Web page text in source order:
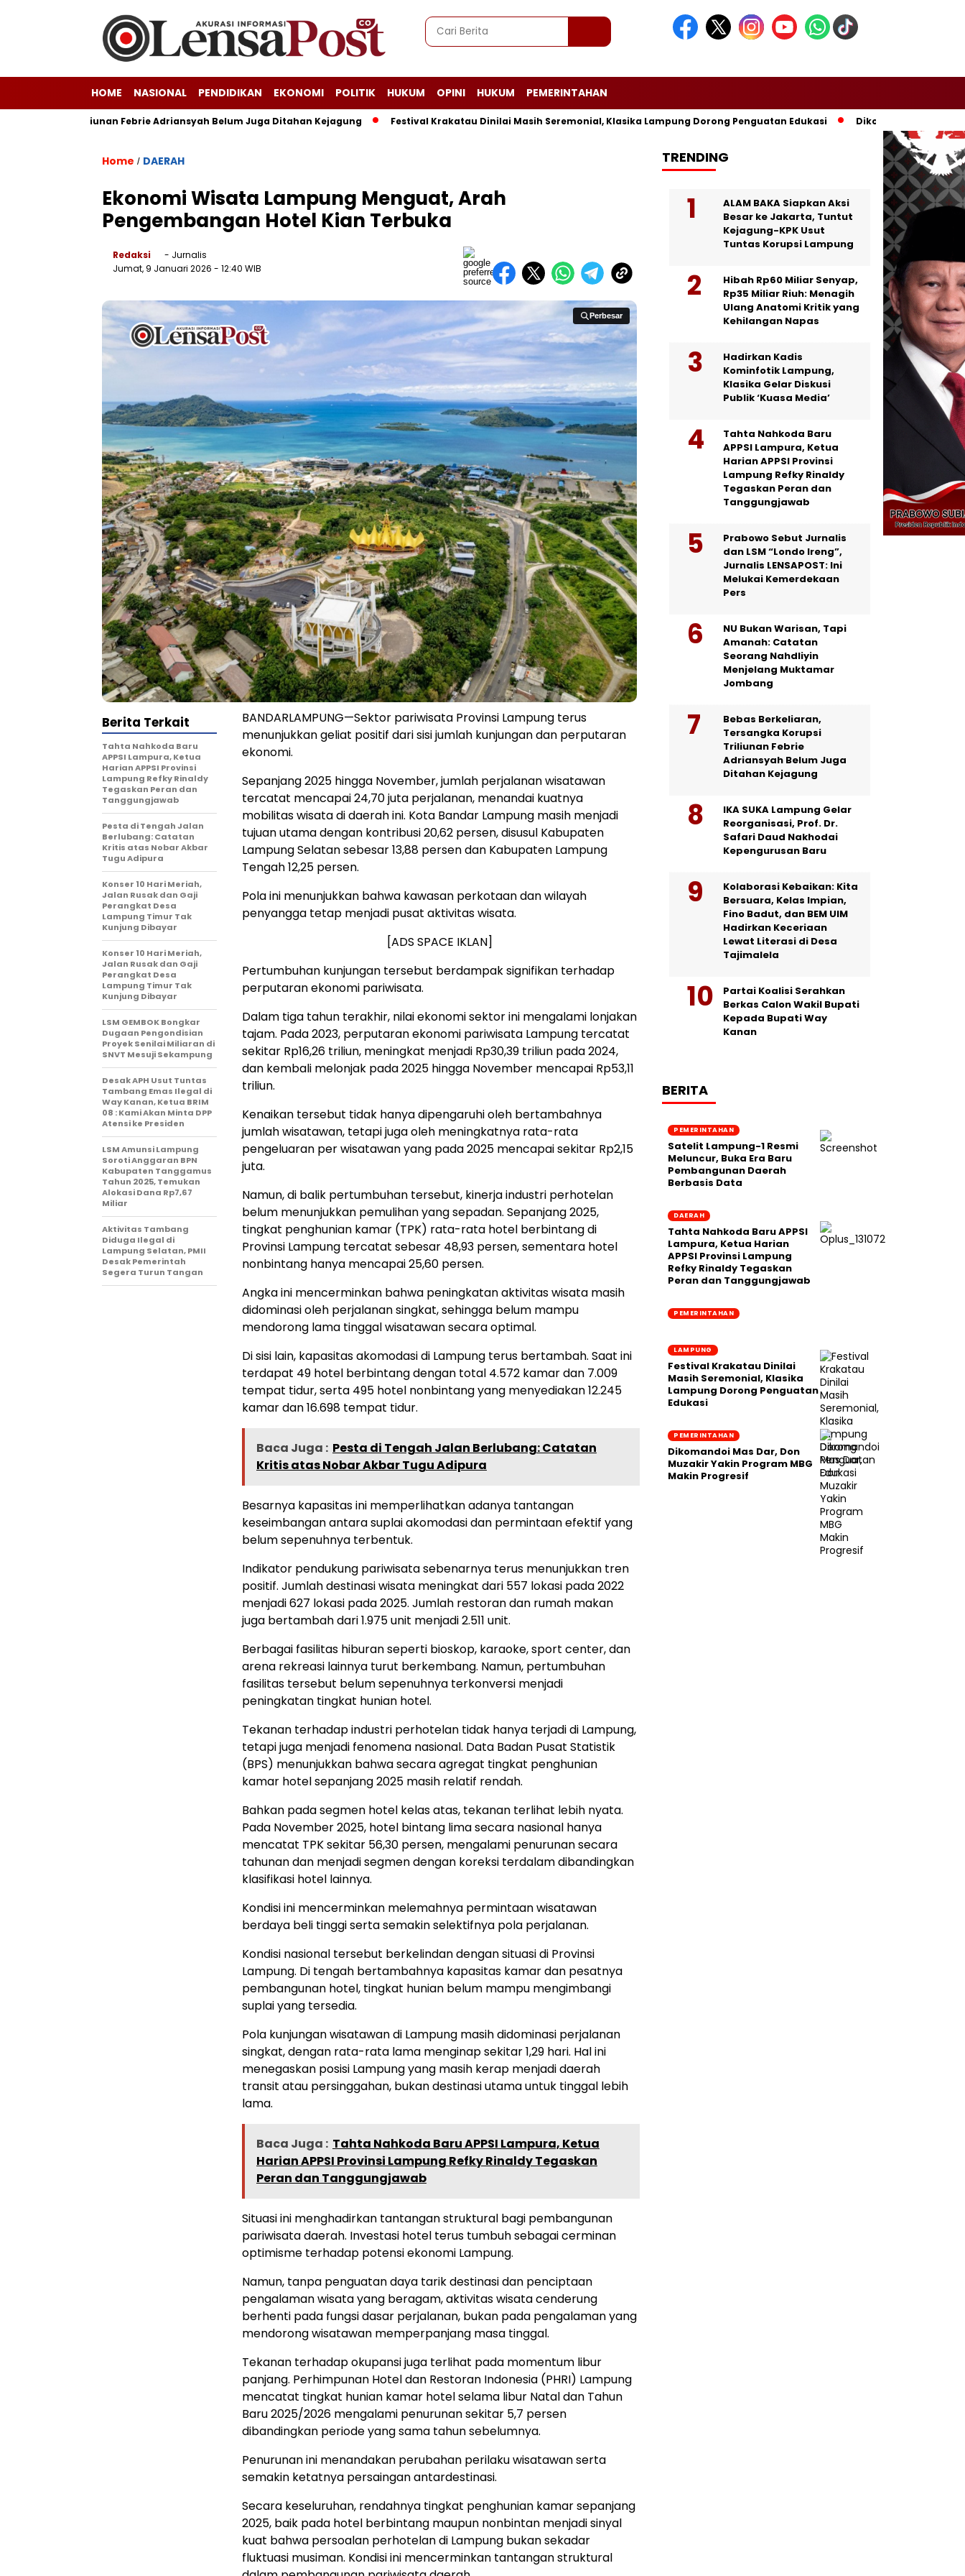
HOME NASIONAL PENDIDIKAN EKONOMI POLITIK HUKUM OPINI HUKUM PEMERINTAHAN
Triliunan Febrie Adriansyah Belum Juga Ditahan Kejagung Festival Krakatau Dinilai Masih Seremonial, Klasika Lampung Dorong Penguatan Edukasi Dikomandoi Mas Dar, Don
Home / DAERAH
Ekonomi Wisata Lampung Menguat, Arah
Pengembangan Hotel Kian Terbuka
Redaksi
- Jurnalis
Jumat, 9 Januari 2026 - 12:40 WIB
Perbesar
Perbesar
BANDARLAMPUNG—Sektor pariwisata Provinsi Lampung terus
menunjukkan geliat positif dari sisi jumlah kunjungan dan perputaran
ekonomi.
Sepanjang 2025 hingga November, jumlah perjalanan wisatawan
tercatat mencapai 24,70 juta perjalanan, menandai kuatnya
mobilitas wisata di daerah ini. Kota Bandar Lampung masih menjadi
tujuan utama dengan kontribusi 20,62 persen, disusul Kabupaten
Lampung Selatan sebesar 13,88 persen dan Kabupaten Lampung
Tengah 12,25 persen.
Pola ini menunjukkan bahwa kawasan perkotaan dan wilayah
penyangga tetap menjadi pusat aktivitas wisata.
[ADS SPACE IKLAN]
Pertumbuhan kunjungan tersebut berdampak signifikan terhadap
perputaran ekonomi pariwisata.
Dalam tiga tahun terakhir, nilai ekonomi sektor ini mengalami lonjakan
tajam. Pada 2023, perputaran ekonomi pariwisata Lampung tercatat
sekitar Rp16,26 triliun, meningkat menjadi Rp30,39 triliun pada 2024,
dan kembali melonjak pada 2025 hingga November mencapai Rp53,11
triliun.
Kenaikan tersebut tidak hanya dipengaruhi oleh bertambahnya
jumlah wisatawan, tetapi juga oleh meningkatnya rata-rata
pengeluaran per wisatawan yang pada 2025 mencapai sekitar Rp2,15
juta.
Namun, di balik pertumbuhan tersebut, kinerja industri perhotelan
belum menunjukkan pemulihan yang sepadan. Sepanjang 2025,
tingkat penghunian kamar (TPK) rata-rata hotel berbintang di
Provinsi Lampung tercatat sebesar 48,93 persen, sementara hotel
nonbintang hanya mencapai 25,60 persen.
Angka ini mencerminkan bahwa peningkatan aktivitas wisata masih
didominasi oleh perjalanan singkat, sehingga belum mampu
mendorong lama tinggal wisatawan secara optimal.
Di sisi lain, kapasitas akomodasi di Lampung terus bertambah. Saat ini
terdapat 49 hotel berbintang dengan total 4.572 kamar dan 7.009
tempat tidur, serta 495 hotel nonbintang yang menyediakan 12.245
kamar dan 16.698 tempat tidur.
Baca Juga : Pesta di Tengah Jalan Berlubang: Catatan
Kritis atas Nobar Akbar Tugu Adipura
Besarnya kapasitas ini memperlihatkan adanya tantangan
keseimbangan antara suplai akomodasi dan permintaan efektif yang
belum sepenuhnya terbentuk.
Indikator pendukung pariwisata sebenarnya terus menunjukkan tren
positif. Jumlah destinasi wisata meningkat dari 557 lokasi pada 2022
menjadi 627 lokasi pada 2025. Jumlah restoran dan rumah makan
juga bertambah dari 1.975 unit menjadi 2.511 unit.
Berbagai fasilitas hiburan seperti bioskop, karaoke, sport center, dan
arena rekreasi lainnya turut berkembang. Namun, pertumbuhan
fasilitas tersebut belum sepenuhnya terkonversi menjadi
peningkatan tingkat hunian hotel.
Tekanan terhadap industri perhotelan tidak hanya terjadi di Lampung,
tetapi juga menjadi fenomena nasional. Data Badan Pusat Statistik
(BPS) menunjukkan bahwa secara agregat tingkat penghunian
kamar hotel sepanjang 2025 masih relatif rendah.
Bahkan pada segmen hotel kelas atas, tekanan terlihat lebih nyata.
Pada November 2025, hotel bintang lima secara nasional hanya
mencatat TPK sekitar 56,30 persen, mengalami penurunan secara
tahunan dan menjadi segmen dengan koreksi terdalam dibandingkan
klasifikasi hotel lainnya.
Kondisi ini mencerminkan melemahnya permintaan wisatawan
berdaya beli tinggi serta semakin selektifnya pola perjalanan.
Kondisi nasional tersebut berkelindan dengan situasi di Provinsi
Lampung. Di tengah bertambahnya kapasitas kamar dan pesatnya
pembangunan hotel, tingkat hunian belum mampu mengimbangi
suplai yang tersedia.
Pola kunjungan wisatawan di Lampung masih didominasi perjalanan
singkat, dengan rata-rata lama menginap sekitar 1,29 hari. Hal ini
menegaskan posisi Lampung yang masih kerap menjadi daerah
transit atau persinggahan, bukan destinasi utama untuk tinggal lebih
lama.
Baca Juga : Tahta Nahkoda Baru APPSI Lampura, Ketua
Harian APPSI Provinsi Lampung Refky Rinaldy Tegaskan
Peran dan Tanggungjawab
Situasi ini menghadirkan tantangan struktural bagi pembangunan
pariwisata daerah. Investasi hotel terus tumbuh sebagai cerminan
optimisme terhadap potensi ekonomi Lampung.
Namun, tanpa penguatan daya tarik destinasi dan penciptaan
pengalaman wisata yang beragam, aktivitas wisata cenderung
berhenti pada fungsi dasar perjalanan, bukan pada pengalaman yang
mendorong wisatawan memperpanjang masa tinggal.
Tekanan terhadap okupansi juga terlihat pada momentum libur
panjang. Perhimpunan Hotel dan Restoran Indonesia (PHRI) Lampung
mencatat tingkat hunian kamar hotel selama libur Natal dan Tahun
Baru 2025/2026 mengalami penurunan sekitar 5,7 persen
dibandingkan periode yang sama tahun sebelumnya.
Penurunan ini menandakan perubahan perilaku wisatawan serta
semakin ketatnya persaingan antardestinasi.
Secara keseluruhan, rendahnya tingkat penghunian kamar sepanjang
2025, baik pada hotel berbintang maupun nonbintan menjadi sinyal
kuat bahwa persoalan perhotelan di Lampung bukan sekadar
fluktuasi musiman. Kondisi ini mencerminkan tantangan struktural
Berita Terkait
Tahta Nahkoda Baru
APPSI Lampura, Ketua
Harian APPSI Provinsi
Lampung Refky Rinaldy
Tegaskan Peran dan
Tanggungjawab
Pesta di Tengah Jalan
Berlubang: Catatan
Kritis atas Nobar Akbar
Tugu Adipura
Konser 10 Hari Meriah,
Jalan Rusak dan Gaji
Perangkat Desa
Lampung Timur Tak
Kunjung Dibayar
Konser 10 Hari Meriah,
Jalan Rusak dan Gaji
Perangkat Desa
Lampung Timur Tak
Kunjung Dibayar
LSM GEMBOK Bongkar
Dugaan Pengondisian
Proyek Senilai Miliaran di
SNVT Mesuji Sekampung
Desak APH Usut Tuntas
Tambang Emas Ilegal di
Way Kanan, Ketua BRIM
08 : Kami Akan Minta DPP
Atensi ke Presiden
LSM Amunsi Lampung
Soroti Anggaran BPN
Kabupaten Tanggamus
Tahun 2025, Temukan
Alokasi Dana Rp7,67
Miliar
Aktivitas Tambang
Diduga Ilegal di
Lampung Selatan, PMII
Desak Pemerintah
Segera Turun Tangan
TRENDING
ALAM BAKA Siapkan Aksi
Besar ke Jakarta, Tuntut
Kejagung-KPK Usut
Tuntas Korupsi Lampung
Hibah Rp60 Miliar Senyap,
Rp35 Miliar Riuh: Menagih
Ulang Anatomi Kritik yang
Kehilangan Napas
Hadirkan Kadis
Kominfotik Lampung,
Klasika Gelar Diskusi
Publik ‘Kuasa Media’
Tahta Nahkoda Baru
APPSI Lampura, Ketua
Harian APPSI Provinsi
Lampung Refky Rinaldy
Tegaskan Peran dan
Tanggungjawab
Prabowo Sebut Jurnalis
dan LSM “Londo Ireng”,
Jurnalis LENSAPOST: Ini
Melukai Kemerdekaan
Pers
NU Bukan Warisan, Tapi
Amanah: Catatan
Seorang Nahdliyin
Menjelang Muktamar
Jombang
Bebas Berkeliaran,
Tersangka Korupsi
Triliunan Febrie
Adriansyah Belum Juga
Ditahan Kejagung
IKA SUKA Lampung Gelar
Reorganisasi, Prof. Dr.
Safari Daud Nakhodai
Kepengurusan Baru
Kolaborasi Kebaikan: Kita
Bersuara, Kelas Impian,
Fino Badut, dan BEM UIM
Hadirkan Keceriaan
Lewat Literasi di Desa
Tajimalela
Partai Koalisi Serahkan
Berkas Calon Wakil Bupati
Kepada Bupati Way
Kanan
BERITA
PEMERINTAHAN
Satelit Lampung-1 Resmi
Meluncur, Buka Era Baru
Pembangunan Daerah
Berbasis Data
DAERAH
Tahta Nahkoda Baru APPSI
Lampura, Ketua Harian
APPSI Provinsi Lampung
Refky Rinaldy Tegaskan
Peran dan Tanggungjawab
PEMERINTAHAN
LAMPUNG
Festival Krakatau Dinilai
Masih Seremonial, Klasika
Lampung Dorong Penguatan
Edukasi
PEMERINTAHAN
Dikomandoi Mas Dar, Don
Muzakir Yakin Program MBG
Makin Progresif